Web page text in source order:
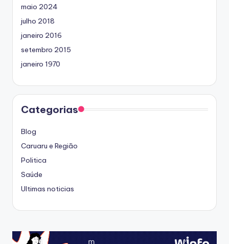
maio 2024
julho 2018
janeiro 2016
setembro 2015
janeiro 1970
Categorias
Blog
Caruaru e Região
Politica
Saúde
Ultimas noticias